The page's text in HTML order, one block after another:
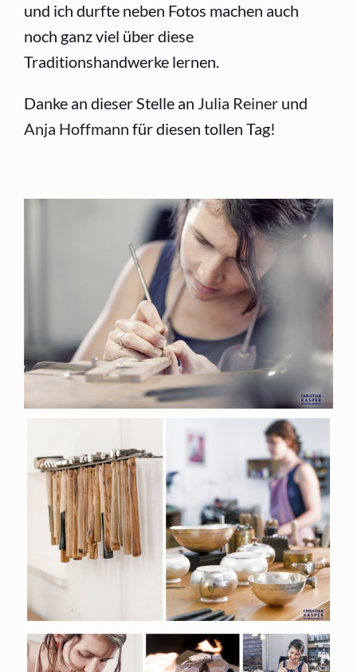
und ich durfte neben Fotos machen auch
noch ganz viel über diese
Traditionshandwerke lernen.
Danke an dieser Stelle an Julia Reiner und
Anja Hoffmann für diesen tollen Tag!